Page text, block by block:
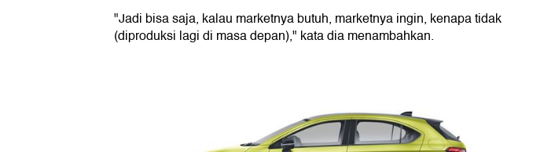
"Jadi bisa saja, kalau marketnya butuh, marketnya ingin, kenapa tidak
(diproduksi lagi di masa depan)," kata dia menambahkan.